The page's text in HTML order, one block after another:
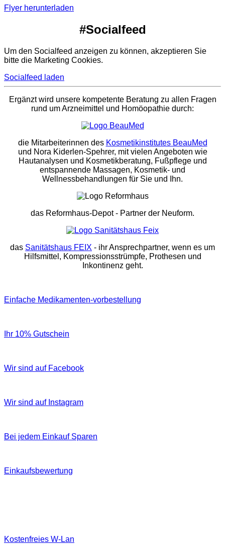
Flyer herunterladen
#Socialfeed
Um den Socialfeed anzeigen zu können, akzeptieren Sie
bitte die Marketing Cookies.
Socialfeed laden
Ergänzt wird unsere kompetente Beratung zu allen Fragen
rund um Arzneimittel und Homöopathie durch:
die Mitarbeiterinnen des Kosmetikinstitutes BeauMed
und Nora Kiderlen-Spehrer, mit vielen Angeboten wie
Hautanalysen und Kosmetikberatung, Fußpflege und
entspannende Massagen, Kosmetik- und
Wellnessbehandlungen für Sie und Ihn.
das Reformhaus-Depot- Partner der Neuform.
das Sanitätshaus FEIX - ihr Ansprechpartner, wenn es um
Hilfsmittel, Kompressionsstrümpfe, Prothesen und
Inkontinenz geht.
Einfache Medikamenten-vorbestellung
Ihr 10% Gutschein
Wir sind auf Facebook
Wir sind auf Instagram
Bei jedem Einkauf Sparen
Einkaufsbewertung
Kostenfreies W‐Lan